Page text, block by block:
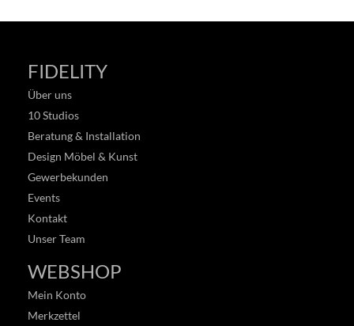
FIDELITY
Über uns
10 Studios
Beratung & Installation
Design Möbel & Kunst
Gewerbekunden
Events
Kontakt
Unser Team
WEBSHOP
Mein Konto
Merkzettel